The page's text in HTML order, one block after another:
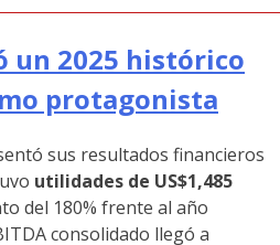
un 2025 histórico
protagonista
sus resultados financieros
utilidades de US$1,485
del 180% frente al año
consolidado llegó a